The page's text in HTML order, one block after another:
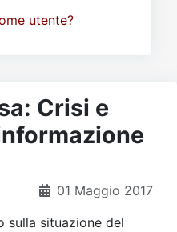
utente?
Crisi e
01 Maggio 2017
sulla situazione del